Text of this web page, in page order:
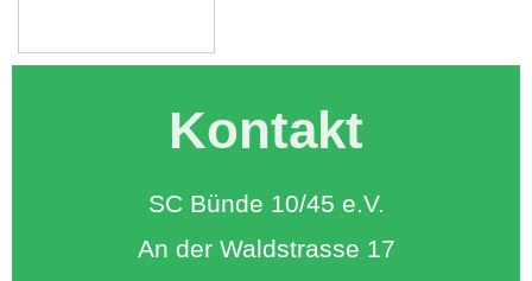
Kontakt
SC Bünde 10/45 e.V.
An der Waldstrasse 17